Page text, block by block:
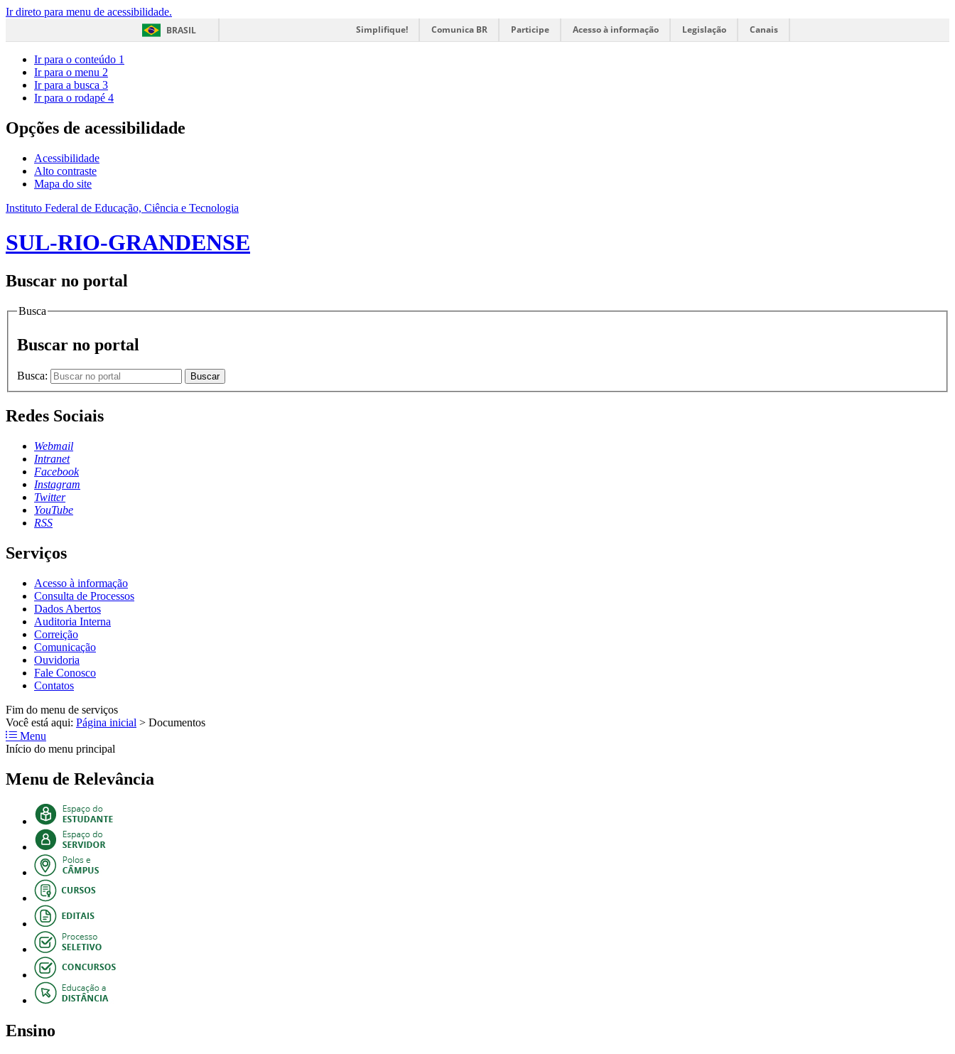
Ir direto para menu de acessibilidade.
BRASIL
Simplifique! Comunica BR Participe Acesso à informação Legislação Canais
Ir para o conteúdo 1
Ir para o menu 2
Ir para a busca 3
Ir para o rodapé 4
Opções de acessibilidade
Acessibilidade
Alto contraste
Mapa do site
Instituto Federal de Educação, Ciência e Tecnologia
SUL-RIO-GRANDENSE
Buscar no portal
Busca
Buscar no portal
Busca: Buscar
Redes Sociais
Webmail
Intranet
Facebook
Instagram
Twitter
YouTube
RSS
Serviços
Acesso à informação
Consulta de Processos
Dados Abertos
Auditoria Interna
Correição
Comunicação
Ouvidoria
Fale Conosco
Contatos
Fim do menu de serviços
Você está aqui: Página inicial > Documentos
Menu
Início do menu principal
Menu de Relevância
Ensino